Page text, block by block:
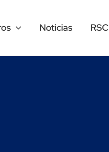
Noticias RSC